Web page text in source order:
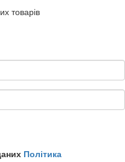
товарів
Політика